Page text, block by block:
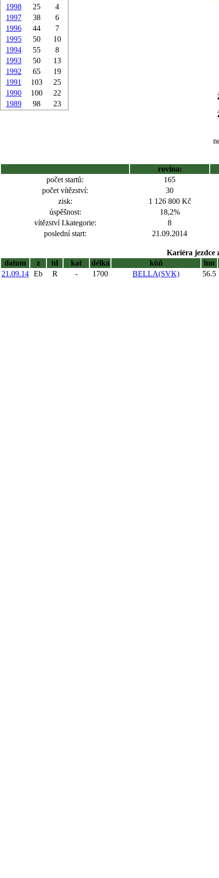
1998
25
4
1997
38
6
1996
44
7
1995
50
10
1994
55
8
1993
50
13
1992
65
19
1991
103
25
1990
100
22
1989
98 23
rovina:
počet startů:
165
počet vítězství:
30
zisk:
1 126 800 Kč
úspěšnost:
18,2%
vítězství I.kategorie:
8
poslední start:
21.09.2014
Kariéra jezdce
datum
z td kat délka kůň
hm
21.09.14 Eb R - 1700 BELLA(SVK) 56.5